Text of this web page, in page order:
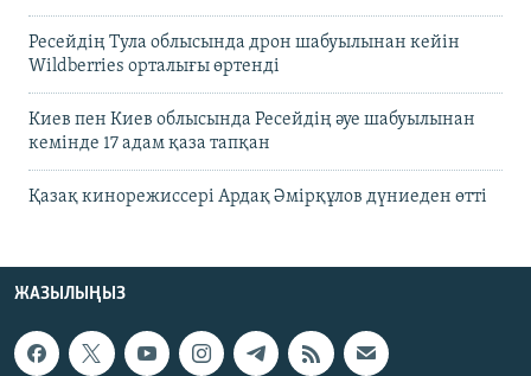
Ресейдің Тула облысында дрон шабуылынан кейін
Wildberries орталығы өртенді
Киев пен Киев облысында Ресейдің әуе шабуылынан
кемінде 17 адам қаза тапқан
Қазақ кинорежиссері Ардақ Әмірқұлов дүниеден өтті
ЖАЗЫЛЫҢЫЗ